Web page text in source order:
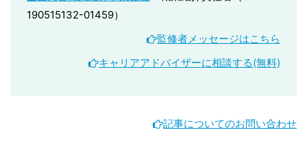
190515132-01459）
監修者メッセージはこちら
キャリアアドバイザーに相談する(無料)
記事についてのお問い合わせ